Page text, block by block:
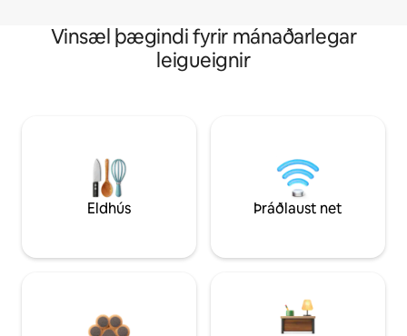
Vinsæl þægindi fyrir mánaðarlegar
leigueignir
Eldhús Þráðlaust net